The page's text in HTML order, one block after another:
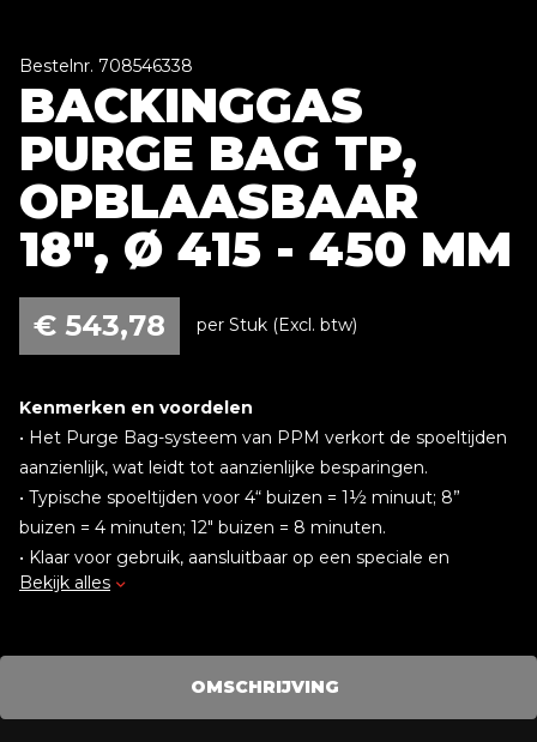
Bestelnr. 708546338
BACKINGGAS
PURGE BAG TP,
OPBLAASBAAR
18", Ø 415 - 450 MM
€ 543,78 per Stuk (Excl. btw)
Kenmerken en voordelen
• Het Purge Bag-systeem van PPM verkort de spoeltijden
aanzienlijk, wat leidt tot aanzienlijke besparingen.
• Typische spoeltijden voor 4“ buizen = 1½ minuut; 8”
buizen = 4 minuten; 12" buizen = 8 minuten.
• Klaar voor gebruik, aansluitbaar op een speciale en
gereguleerde gasvoorziening. Kies een debiet tot 20 l per
wortelnaad zonder inkepingen.
Bekijk alles
OMSCHRIJVING